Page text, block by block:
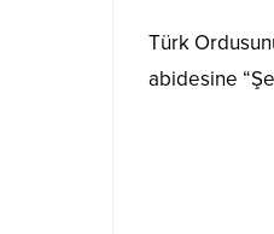
Türk
abidesine